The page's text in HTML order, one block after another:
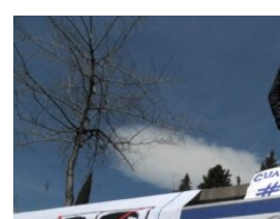
ARAŞDIRMA
MULTIMEDIA
VIDEO
FOTOQALEREYA
İNFOQRAFIKA
RADIO ARXIV
OXU ZALI
AZƏRBAYCAN ƏDƏBIYYATI KITABXANASI
HAQQIMIZDA
MISSIYAMIZ
BIZI IZLƏ